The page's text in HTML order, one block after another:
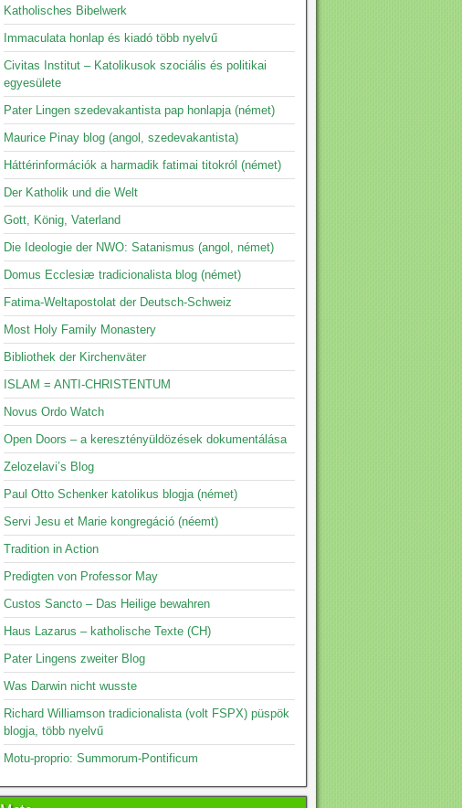
Katholisches Bibelwerk
Immaculata honlap és kiadó több nyelvű
Civitas Institut – Katolikusok szociális és politikai
egyesülete
Pater Lingen szedevakantista pap honlapja (német)
Maurice Pinay blog (angol, szedevakantista)
Háttérinformációk a harmadik fatimai titokról (német)
Der Katholik und die Welt
Gott, König, Vaterland
Die Ideologie der NWO: Satanismus (angol, német)
Domus Ecclesiæ tradicionalista blog (német)
Fatima-Weltapostolat der Deutsch-Schweiz
Most Holy Family Monastery
Bibliothek der Kirchenväter
ISLAM = ANTI-CHRISTENTUM
Novus Ordo Watch
Open Doors – a keresztényüldözések dokumentálása
Zelozelavi’s Blog
Paul Otto Schenker katolikus blogja (német)
Servi Jesu et Marie kongregáció (néemt)
Tradition in Action
Predigten von Professor May
Custos Sancto – Das Heilige bewahren
Haus Lazarus – katholische Texte (CH)
Pater Lingens zweiter Blog
Was Darwin nicht wusste
Richard Williamson tradicionalista (volt FSPX) püspök
blogja, több nyelvű
Motu-proprio: Summorum-Pontificum